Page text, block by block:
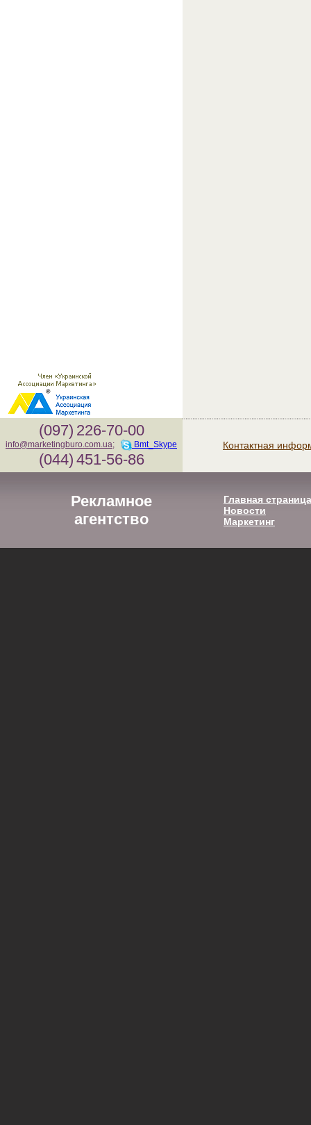
(097) 226-70-00
info@marketingburo.com.ua; Bmt_Skype
(044) 451-56-86
Контактная
Рекламное
агентство
Главная страница
Новости
Маркетинг